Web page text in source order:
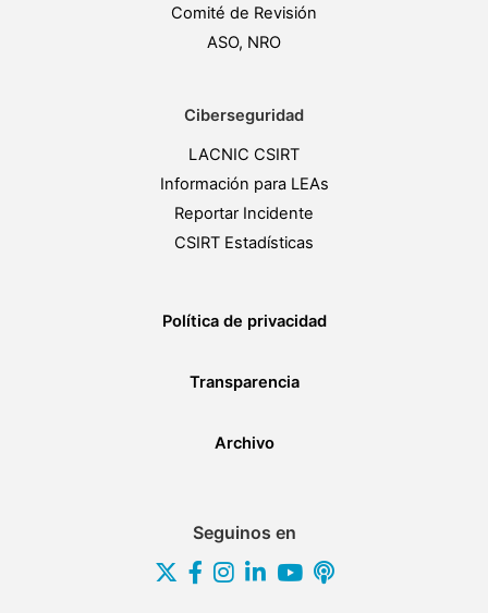
Comité de Revisión
ASO, NRO
Ciberseguridad
LACNIC CSIRT
Información para LEAs
Reportar Incidente
CSIRT Estadísticas
Política de privacidad
Transparencia
Archivo
Seguinos en